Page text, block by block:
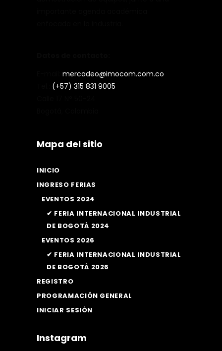
mercadeo@imocom.com.co
(+57) 315 831 9005
Mapa del sitio
INICIO
INGRESO FERIAS
EVENTOS 2024
✔ FERIA INTERNACIONAL INDUSTRIAL
DE BOGOTÁ 2024
EVENTOS 2026
✔ FERIA INTERNACIONAL INDUSTRIAL
DE BOGOTÁ 2026
REGISTRO
PROGRAMACIÓN GENERAL
INICIAR SESIÓN
Instagram